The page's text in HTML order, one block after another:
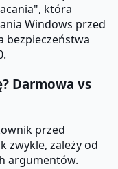
która
Windows przed
bezpieczeństwa
Darmowa vs
przed
zwykle, zależy od
argumentów.